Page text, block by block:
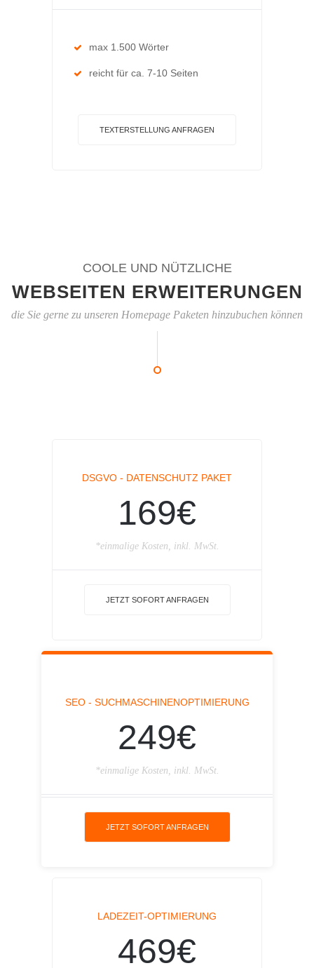
max 1.500 Wörter
reicht für ca. 7-10 Seiten
TEXTERSTELLUNG ANFRAGEN
COOLE UND NÜTZLICHE
WEBSEITEN ERWEITERUNGEN
die Sie gerne zu unseren Homepage Paketen hinzubuchen können
DSGVO - DATENSCHUTZ PAKET
169€
*einmalige Kosten, inkl. MwSt.
JETZT SOFORT ANFRAGEN
SEO - SUCHMASCHINENOPTIMIERUNG
249€
*einmalige Kosten, inkl. MwSt.
JETZT SOFORT ANFRAGEN
LADEZEIT-OPTIMIERUNG
469€